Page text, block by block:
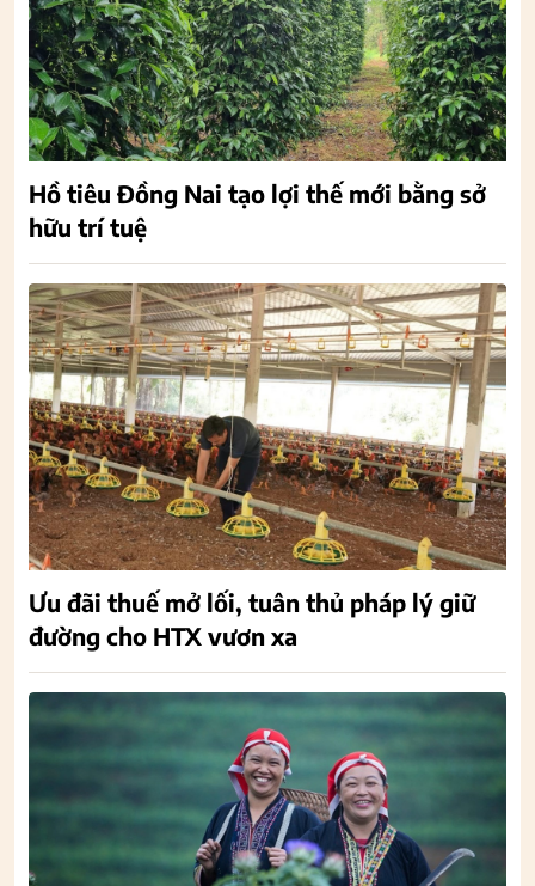
Hồ tiêu Đồng Nai tạo lợi thế mới bằng sở
hữu trí tuệ
Ưu đãi thuế mở lối, tuân thủ pháp lý giữ
đường cho HTX vươn xa